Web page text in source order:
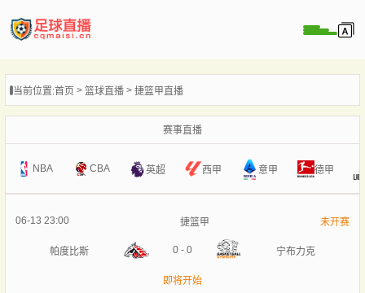
播
像
闻
当前位置:首页 篮球直播 捷篮甲直播
赛事直播
NBA CBA 英超 西甲 意甲 德甲
06-13 23:00 捷篮甲 未开赛
帕度比斯 0 - 0 宁布力克
即将开始